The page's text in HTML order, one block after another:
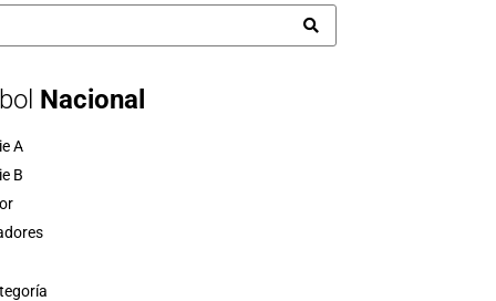
Nacional
A
B